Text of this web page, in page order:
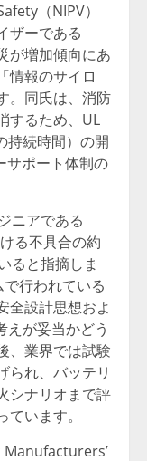
（NIPV）
ザーである
が増加傾向にあ
情報のサイロ
。同氏は、消防
するため、UL
持続時間）の開
サポート体制の
ニアである
る不具合の約
ると指摘しま
行われている
全設計思想およ
が妥当かどう
、業界では試験
られ、バッテリ
シナリオまで評
います。